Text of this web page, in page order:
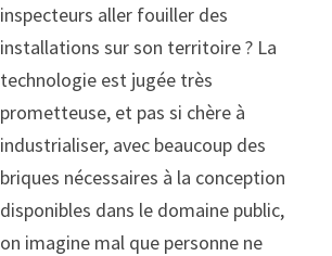
inspecteurs aller fouiller des
installations sur son territoire ? La
technologie est jugée très
prometteuse, et pas si chère à
industrialiser, avec beaucoup des
briques nécessaires à la conception
disponibles dans le domaine public,
on imagine mal que personne ne